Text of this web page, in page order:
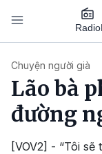
Nhảy đến nội dung
Radio
Chuyện người già
Lão bà
đường
[VOV2] - “Tôi